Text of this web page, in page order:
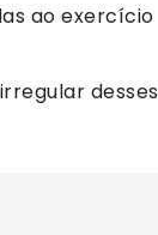
ao exercício
desses